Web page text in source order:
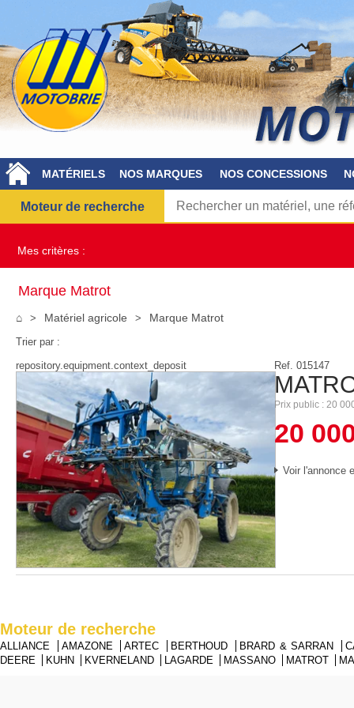
MATÉRIELS NOS MARQUES NOS CONCESSIONS
Moteur de recherche
Mes critères :
⌂ Matériel agricole Marque Matrot
Marque Matrot
Trier par :
repository.equipment.context_deposit
Ref. 015147
Prix public 20
20
Voir l'annonce
Moteur de recherche
ALLIANCE AMAZONE ARTEC BERTHOUD BRARD & SARRAN
DEERE
KUHN KVERNELAND LAGARDE MASSANO MATROT